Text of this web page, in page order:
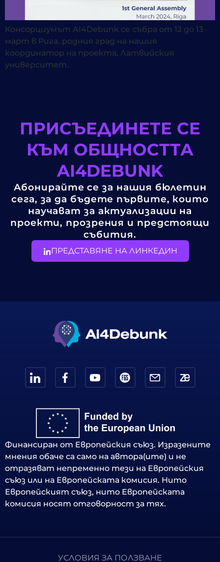
Консорциумът AI4Debunk се събра от 12 до 13
март в Рига, родния град на нашия
координатор на проекта, Латвийския
университет.
ПРИСЪЕДИНЕТЕ СЕ
КЪМ ОБЩНОСТТА
AI4DEBUNK
Абонирайте се за нашия бюлетин
сега, за да бъдете първите, които
научават за актуализации на
проекти, прозрения и предстоящи
събития.
ПРЕДСТАВЯНЕ НА ЛИНКЕДИН
Финансиран от Европейския съюз. Изразените
мнения обаче са само на автора(ите) и не
отразяват непременно тези на Европейския
съюз или на Европейската комисия. Нито
Европейският съюз, нито Европейската
комисия носят отговорност за тях.
УСЛОВИЯ ЗА ПОЛЗВАНЕ